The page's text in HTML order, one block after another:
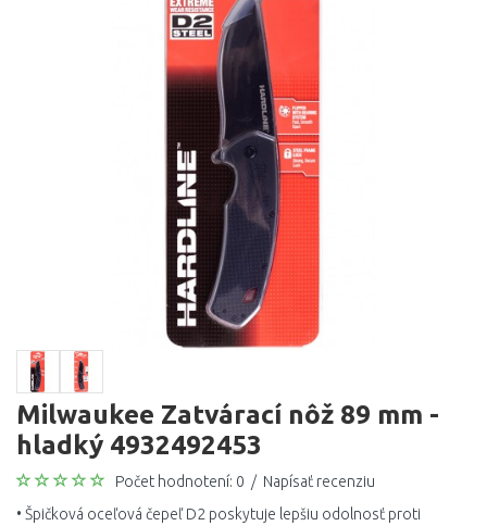
Milwaukee Zatvárací nôž 89 mm -
hladký 4932492453
Počet hodnotení: 0 / Napísať recenziu
• Špičková oceľová čepeľ D2 poskytuje lepšiu odolnosť proti